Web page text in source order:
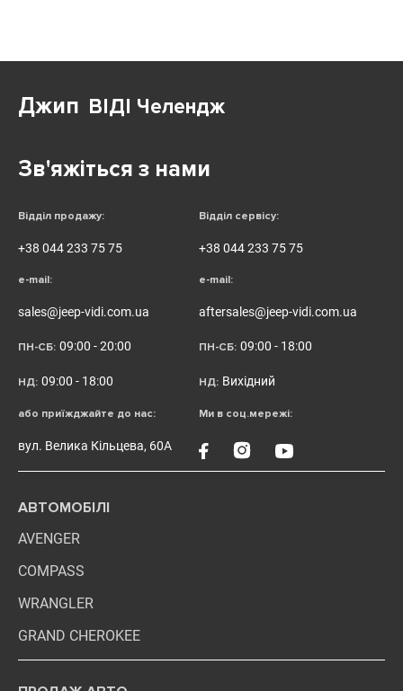
Джип ВІДІ Челендж
Зв'яжіться з нами
Відділ продажу:
+38 044 233 75 75
e-mail:
sales@jeep-vidi.com.ua
ПН-СБ: 09:00 - 20:00
НД: 09:00 - 18:00
або приїжджайте до нас:
вул. Велика Кільцева, 60А
Відділ сервісу:
+38 044 233 75 75
e-mail:
aftersales@jeep-vidi.com.ua
ПН-СБ: 09:00 - 18:00
НД: Вихідний
Ми в соц.мережі:
АВТОМОБІЛІ
AVENGER
COMPASS
WRANGLER
GRAND CHEROKEE